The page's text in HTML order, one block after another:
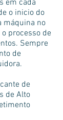
em cada
o inicio do
máquina no
processo de
Sempre
de
de
de Alto